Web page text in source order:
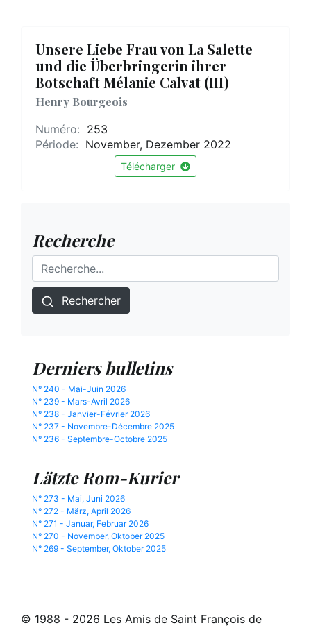
Unsere Liebe Frau von La Salette
und die Überbringerin ihrer
Botschaft Mélanie Calvat (III)
Henry Bourgeois
Numéro: 253
Période: November, Dezember 2022
Télécharger
Recherche
Rechercher
Derniers bulletins
N° 240 - Mai-Juin 2026
N° 239 - Mars-Avril 2026
N° 238 - Janvier-Février 2026
N° 237 - Novembre-Décembre 2025
N° 236 - Septembre-Octobre 2025
Lätzte Rom-Kurier
N° 273 - Mai, Juni 2026
N° 272 - März, April 2026
N° 271 - Januar, Februar 2026
N° 270 - November, Oktober 2025
N° 269 - September, Oktober 2025
© 1988 - 2026 Les Amis de Saint François de